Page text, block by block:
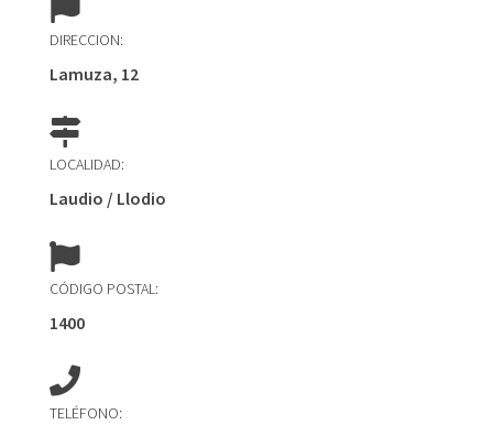
DIRECCION:
Lamuza, 12
LOCALIDAD:
Laudio / Llodio
CÓDIGO POSTAL:
1400
TELÉFONO: